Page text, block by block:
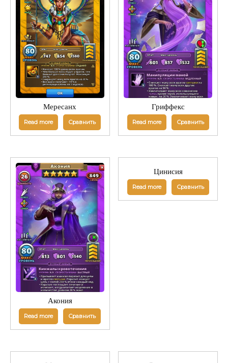
Мересанх
Read more Сравнить
Гриффекс
Read more Сравнить
Акония
Read more Сравнить
Цинисия
Read more Сравнить